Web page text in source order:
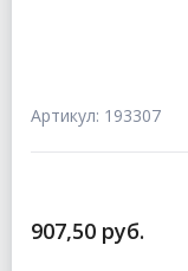
Артикул: 193307
907,50 руб.